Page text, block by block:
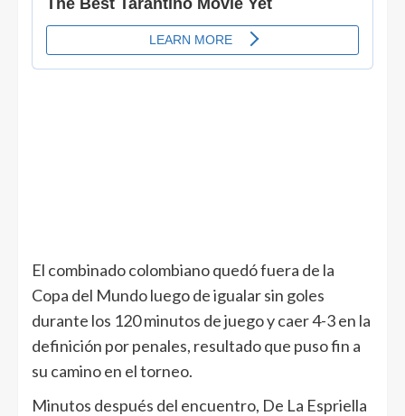
El combinado colombiano quedó fuera de la
Copa del Mundo luego de igualar sin goles
durante los 120 minutos de juego y caer 4-3 en la
definición por penales, resultado que puso fin a
su camino en el torneo.
Minutos después del encuentro, De La Espriella